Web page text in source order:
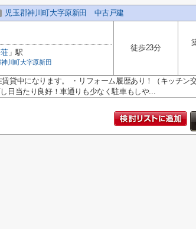
児玉郡神川町大字原新田 中古戸建
」駅
川町大字原新田
徒歩23分
賃貸中になります。 ・リフォーム履歴あり！（キッチン
日当たり良好！車通りも少なく駐車もしや...